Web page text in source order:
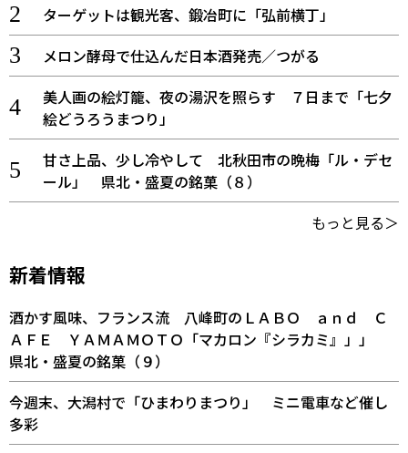
ターゲットは観光客、鍛冶町に「弘前横丁」
メロン酵母で仕込んだ日本酒発売／つがる
美人画の絵灯籠、夜の湯沢を照らす ７日まで「七夕
絵どうろうまつり」
甘さ上品、少し冷やして 北秋田市の晩梅「ル・デセ
ール」 県北・盛夏の銘菓（８）
もっと見る＞
新着情報
酒かす風味、フランス流 八峰町のＬＡＢＯ ａｎｄ Ｃ
ＡＦＥ ＹＡＭＡＭＯＴＯ「マカロン『シラカミ』」」
県北・盛夏の銘菓（９）
今週末、大潟村で「ひまわりまつり」 ミニ電車など催し
多彩